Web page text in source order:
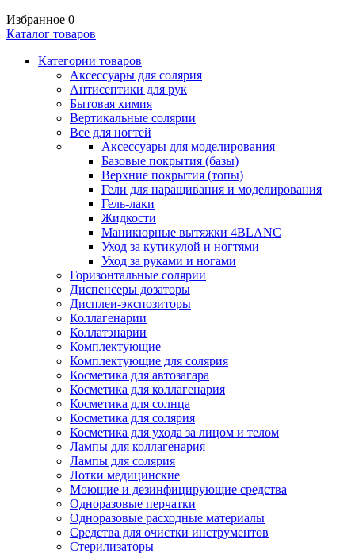
Избранное 0
Каталог товаров
Категории товаров
Аксессуары для солярия
Антисептики для рук
Бытовая химия
Вертикальные солярии
Все для ногтей
Аксессуары для моделирования
Базовые покрытия (базы)
Верхние покрытия (топы)
Гели для наращивания и моделирования
Гель-лаки
Жидкости
Маникюрные вытяжки 4BLANC
Уход за кутикулой и ногтями
Уход за руками и ногами
Горизонтальные солярии
Диспенсеры дозаторы
Дисплеи-экспозиторы
Коллагенарии
Коллатэнарии
Комплектующие
Комплектующие для солярия
Косметика для автозагара
Косметика для коллагенария
Косметика для солнца
Косметика для солярия
Косметика для ухода за лицом и телом
Лампы для коллагенария
Лампы для солярия
Лотки медицинские
Моющие и дезинфицирующие средства
Одноразовые перчатки
Одноразовые расходные материалы
Средства для очистки инструментов
Стерилизаторы